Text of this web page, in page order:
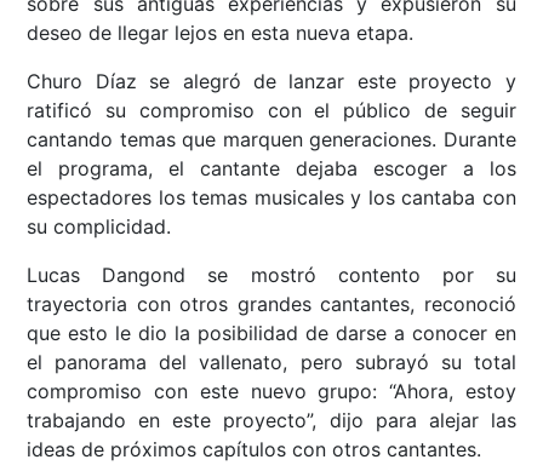
deseo de llegar lejos en esta nueva etapa.
Churo Díaz se alegró de lanzar este proyecto y
ratificó su compromiso con el público de seguir
cantando temas que marquen generaciones. Durante
el programa, el cantante dejaba escoger a los
espectadores los temas musicales y los cantaba con
su complicidad.
Lucas Dangond se mostró contento por su
trayectoria con otros grandes cantantes, reconoció
que esto le dio la posibilidad de darse a conocer en
el panorama del vallenato, pero subrayó su total
compromiso con este nuevo grupo: “Ahora, estoy
trabajando en este proyecto”, dijo para alejar las
ideas de próximos capítulos con otros cantantes.